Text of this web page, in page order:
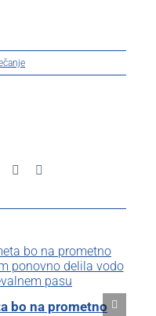
LinkedInPinterest
bo na prometno